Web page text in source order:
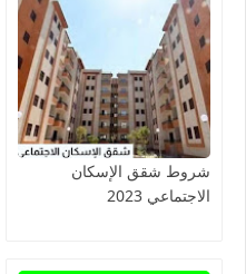
شروط شقق الإسكان
الاجتماعي 2023